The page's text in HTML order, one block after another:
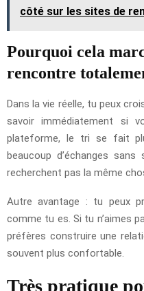
côté sur les sites de
Pourquoi cela
rencontre
Dans la vie réelle, tu peux
savoir immédiatement si
plateforme, le tri se fait
beaucoup d’échanges
recherchent pas la même
Autre avantage : tu peux
comme tu es. Si tu n’aimes
préfères construire une
souvent plus confortable.
Très pratique